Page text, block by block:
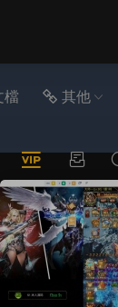
檔 其他